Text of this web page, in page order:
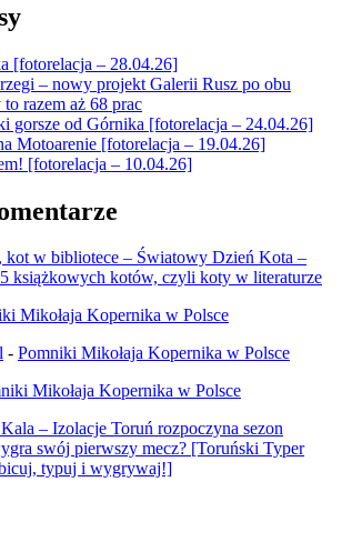
[fotorelacja – 28.04.26]
– nowy projekt Galerii Rusz po obu
to razem aż 68 prac
gorsze od Górnika [fotorelacja – 24.04.26]
Motoarenie [fotorelacja – 19.04.26]
[fotorelacja – 10.04.26]
kot w bibliotece – Światowy Dzień Kota –
5 książkowych kotów, czyli koty w literaturze
Mikołaja Kopernika w Polsce
- Pomniki Mikołaja Kopernika w Polsce
Mikołaja Kopernika w Polsce
– Izolacje Toruń rozpoczyna sezon
swój pierwszy mecz? [Toruński Typer
typuj i wygrywaj!]